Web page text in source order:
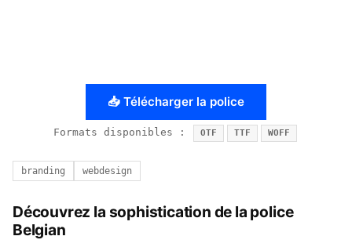
📥 Télécharger la police
Formats disponibles : OTF TTF WOFF
branding webdesign
Découvrez la sophistication de la police
Belgian